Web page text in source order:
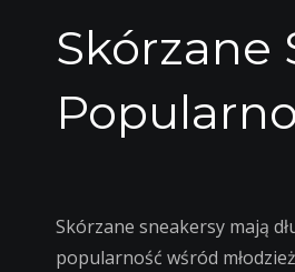
Skórzane
Skórzane sneakersy mają
popularność wśród